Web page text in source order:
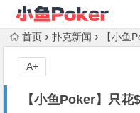
首页 扑克新闻 【小鱼
【小鱼Poker】只
A+